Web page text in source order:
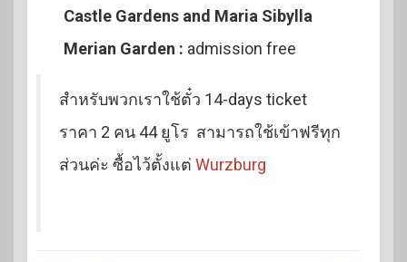
Castle Gardens and Maria Sibylla
Merian Garden : admission free
สำหรับพวกเราใช้ตั๋ว 14-days ticket
ราคา 2 คน 44 ยูโร สามารถใช้เข้าฟรีทุก
ส่วนค่ะ ซื้อไว้ตั้งแต่ Wurzburg